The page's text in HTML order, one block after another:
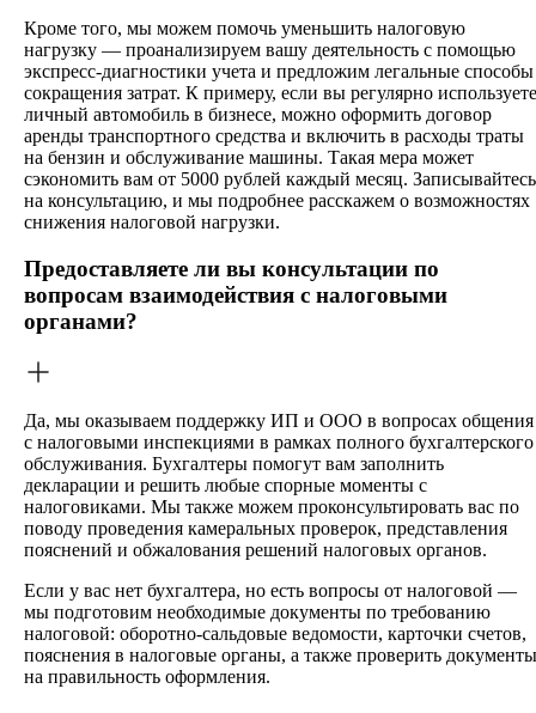
Кроме того, мы можем помочь уменьшить налоговую
нагрузку — проанализируем вашу деятельность с помощью
экспресс-диагностики учета и предложим легальные способы
сокращения затрат. К примеру, если вы регулярно используете
личный автомобиль в бизнесе, можно оформить договор
аренды транспортного средства и включить в расходы траты
на бензин и обслуживание машины. Такая мера может
сэкономить вам от 5000 рублей каждый месяц. Записывайтесь
на консультацию, и мы подробнее расскажем о возможностях
снижения налоговой нагрузки.
Предоставляете ли вы консультации по
вопросам взаимодействия с налоговыми
органами?
Да, мы оказываем поддержку ИП и ООО в вопросах общения
с налоговыми инспекциями в рамках полного бухгалтерского
обслуживания. Бухгалтеры помогут вам заполнить
декларации и решить любые спорные моменты с
налоговиками. Мы также можем проконсультировать вас по
поводу проведения камеральных проверок, представления
пояснений и обжалования решений налоговых органов.
Если у вас нет бухгалтера, но есть вопросы от налоговой —
мы подготовим необходимые документы по требованию
налоговой: оборотно-сальдовые ведомости, карточки счетов,
пояснения в налоговые органы, а также проверить документы
на правильность оформления.